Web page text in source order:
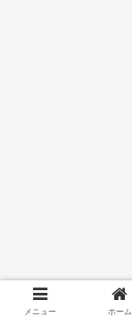
メニュー ホーム